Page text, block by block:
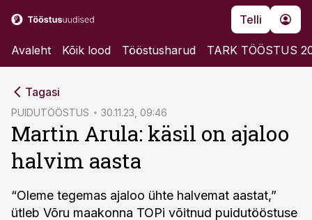
Telli
Avaleht Kõik lood Tööstusharud TARK TÖÖSTUS
Tagasi
PUIDUTÖÖSTUS 30.11.23, 09:46
Martin Arula: käsil on ajaloo
halvim aasta
“Oleme tegemas ajaloo ühte halvemat aastat,”
ütleb Võru maakonna TOPi võitnud puidutööstuse